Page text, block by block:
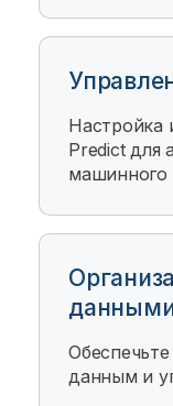
Настройка
Predictдля
машинного
данным и